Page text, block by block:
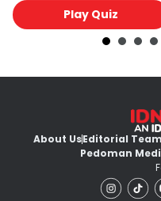
Play Quiz
About UsEditorial
Pedoman